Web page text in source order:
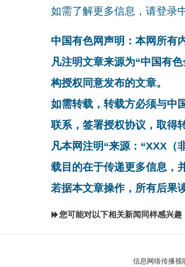
如需了解更多信息，请登录
中国有色网声明：本网所有
凡注明文章来源为“中国有
构授权同意发布的文章。
如需转载，转载方必须与中
联系，签署授权协议，取得
凡本网注明“来源：“XXX（
载目的在于传递更多信息，
若据本文章操作，所有后果
您可能对以下相关新闻同样感兴趣
信息网络传播视